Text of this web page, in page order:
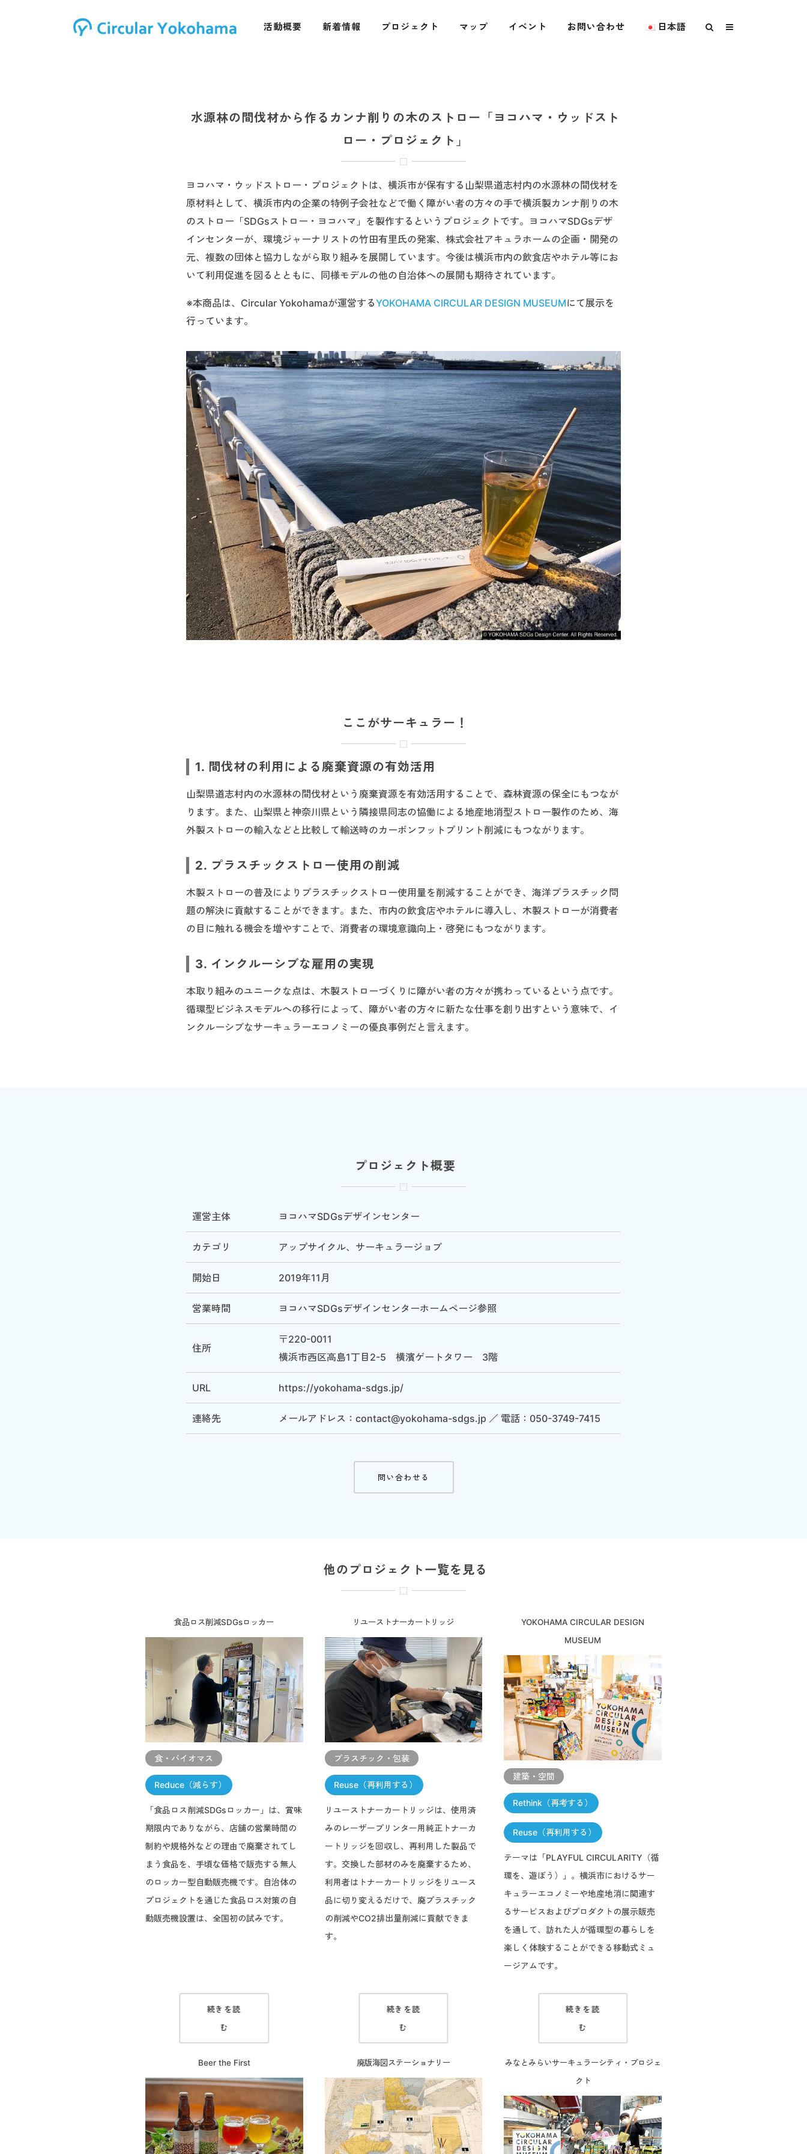
活動概要 新着情報 プロジェクト マップ イベント お問い合わせ 日本語
水源林の間伐材から作るカンナ削りの木のストロー「ヨコハマ・ウッドスト
ロー・プロジェクト」
ヨコハマ・ウッドストロー・プロジェクトは、横浜市が保有する山梨県道志村内の水源林の間伐材を
原材料として、横浜市内の企業の特例子会社などで働く障がい者の方々の手で横浜製カンナ削りの木
のストロー「SDGsストロー・ヨコハマ」を製作するというプロジェクトです。ヨコハマSDGsデザ
インセンターが、環境ジャーナリストの竹田有里氏の発案、株式会社アキュラホームの企画・開発の
元、複数の団体と協力しながら取り組みを展開しています。今後は横浜市内の飲食店やホテル等にお
いて利用促進を図るとともに、同様モデルの他の自治体への展開も期待されています。
※本商品は、Circular Yokohamaが運営するYOKOHAMA CIRCULAR DESIGN MUSEUMにて展示を
行っています。
ここがサーキュラー！
1. 間伐材の利用による廃棄資源の有効活用
山梨県道志村内の水源林の間伐材という廃棄資源を有効活用することで、森林資源の保全にもつなが
ります。また、山梨県と神奈川県という隣接県同志の協働による地産地消型ストロー製作のため、海
外製ストローの輸入などと比較して輸送時のカーボンフットプリント削減にもつながります。
2. プラスチックストロー使用の削減
木製ストローの普及によりプラスチックストロー使用量を削減することができ、海洋プラスチック問
題の解決に貢献することができます。また、市内の飲食店やホテルに導入し、木製ストローが消費者
の目に触れる機会を増やすことで、消費者の環境意識向上・啓発にもつながります。
3. インクルーシブな雇用の実現
本取り組みのユニークな点は、木製ストローづくりに障がい者の方々が携わっているという点です。
循環型ビジネスモデルへの移行によって、障がい者の方々に新たな仕事を創り出すという意味で、イ
ンクルーシブなサーキュラーエコノミーの優良事例だと言えます。
プロジェクト概要
運営主体 ヨコハマSDGsデザインセンター
カテゴリ アップサイクル、サーキュラージョブ
開始日 2019年11月
営業時間 ヨコハマSDGsデザインセンターホームページ参照
住所
〒220-0011
横浜市西区高島1丁目2-5 横濱ゲートタワー 3階
URL https://yokohama-sdgs.jp/
連絡先 メールアドレス：contact@yokohama-sdgs.jp ／ 電話：050-3749-7415
問い合わせる
他のプロジェクト一覧を見る
食品ロス削減SDGsロッカー
食・バイオマス
Reduce（減らす）
「食品ロス削減SDGsロッカー」は、賞味
期限内でありながら、店舗の営業時間の
制約や規格外などの理由で廃棄されてし
まう食品を、手頃な価格で販売する無人
のロッカー型自動販売機です。自治体の
プロジェクトを通じた食品ロス対策の自
動販売機設置は、全国初の試みです。
続きを読
む
リユーストナーカートリッジ
プラスチック・包装
Reuse（再利用する）
リユーストナーカートリッジは、使用済
みのレーザープリンター用純正トナーカ
ートリッジを回収し、再利用した製品で
す。交換した部材のみを廃棄するため、
利用者はトナーカートリッジをリユース
品に切り変えるだけで、廃プラスチック
の削減やCO2排出量削減に貢献できま
す。
続きを読
む
YOKOHAMA CIRCULAR DESIGN
MUSEUM
建築・空間
Rethink（再考する）
Reuse（再利用する）
テーマは「PLAYFUL CIRCULARITY（循
環を、遊ぼう）」。横浜市におけるサー
キュラーエコノミーや地産地消に関連す
るサービスおよびプロダクトの展示販売
を通して、訪れた人が循環型の暮らしを
楽しく体験することができる移動式ミュ
ージアムです。
続きを読
む
Beer the First 廃版海図ステーショナリー
みなとみらいサーキュラーシティ・プロジェ
クト